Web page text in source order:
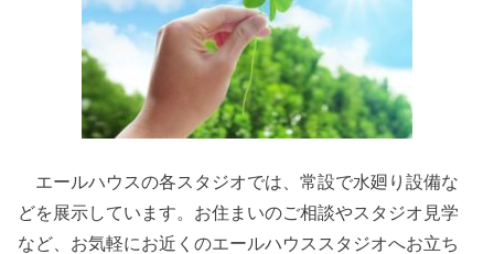
エールハウスの各スタジオでは、常設で水廻り設備な
どを展示しています。お住まいのご相談やスタジオ見学
など、お気軽にお近くのエールハウススタジオへお立ち